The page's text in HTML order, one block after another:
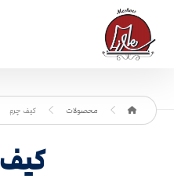
محصولات کیف چرم